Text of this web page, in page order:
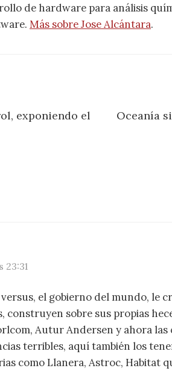
de hardware para análisis
Más sobre Jose Alcántara.
exponiendo el
Oceanía
23:31
el gobierno del mundo, le
construyen sobre sus propias
Autur Andersen y ahora
terribles, aquí también los
como Llanera, Astroc, Habitat